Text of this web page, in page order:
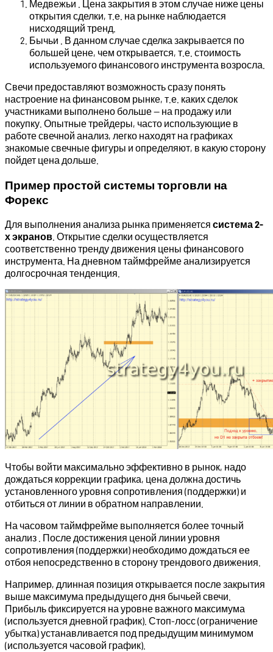
Медвежьи . Цена закрытия в этом случае ниже цены
открытия сделки, т.е. на рынке наблюдается
нисходящий тренд.
Бычьи . В данном случае сделка закрывается по
большей цене, чем открывается, т.е. стоимость
используемого финансового инструмента возросла.
Свечи предоставляют возможность сразу понять
настроение на финансовом рынке, т.е. каких сделок
участниками выполнено больше — на продажу или
покупку. Опытные трейдеры, часто использующие в
работе свечной анализ, легко находят на графиках
знакомые свечные фигуры и определяют, в какую сторону
пойдет цена дольше.
Пример простой системы торговли на
Форекс
Для выполнения анализа рынка применяется система 2-
х экранов . Открытие сделки осуществляется
соответственно тренду движения цены финансового
инструмента. На дневном таймфрейме анализируется
долгосрочная тенденция.
Чтобы войти максимально эффективно в рынок, надо
дождаться коррекции графика, цена должна достичь
установленного уровня сопротивления (поддержки) и
отбиться от линии в обратном направлении.
На часовом таймфрейме выполняется более точный
анализ . После достижения ценой линии уровня
сопротивления (поддержки) необходимо дождаться ее
отбоя непосредственно в сторону трендового движения.
Например, длинная позиция открывается после закрытия
выше максимума предыдущего дня бычьей свечи.
Прибыль фиксируется на уровне важного максимума
(используется дневной график). Стоп-лосс (ограничение
убытка) устанавливается под предыдущим минимумом
(используется часовой график).